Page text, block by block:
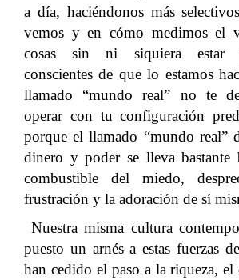
a día, haciéndonos más
vemos y en cómo medimos el
cosas sin ni siquiera estar
conscientes de que lo estamos
llamado “mundo real” no te
operar con tu configuración
porque el llamado “mundo real”
dinero y poder se lleva bastante
combustible del miedo,
frustración y la adoración de sí
Nuestra misma cultura
puesto un arnés a estas fuerzas
han cedido el paso a la riqueza,